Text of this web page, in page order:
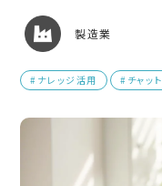
製造業
#ナレッジ活用 #チャット